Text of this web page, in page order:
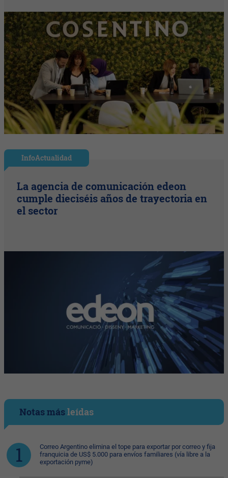
InfoActualidad
La agencia de comunicación edeon
cumple dieciséis años de trayectoria en
el sector
Notas másleídas
Correo Argentino elimina el tope para exportar por correo y fija
franquicia de US$ 5.000 para envíos familiares (vía libre a la
exportación pyme)